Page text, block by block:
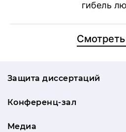
гибель
Смотреть
Защита диссертаций
Конференц-зал
Медиа